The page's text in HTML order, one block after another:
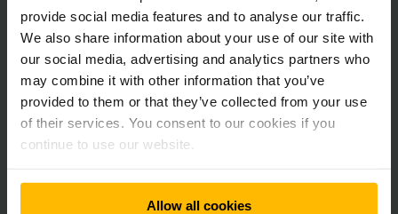
provide social media features and to analyse our traffic.
We also share information about your use of our site with
our social media, advertising and analytics partners who
may combine it with other information that you’ve
provided to them or that they’ve collected from your use
of their services. You consent to our cookies if you
continue to use our website.
Allow all cookies
не буде перервано. Це означає, що все приходить куди
потрібно, вчасно та надійно
ДІЗНАТИСЯ БІЛЬШЕ